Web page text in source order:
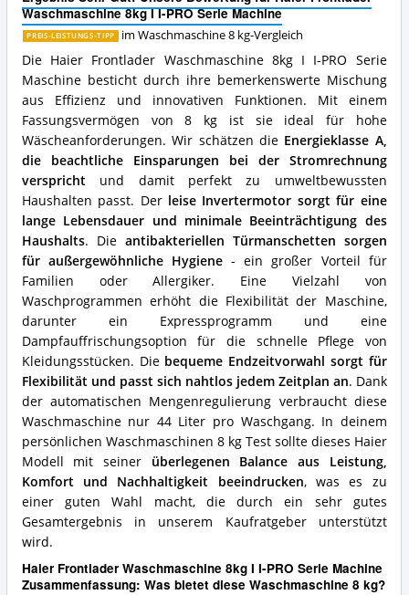
erhältlich?
Waschmaschine 8kg I I-PRO Serie Machine
PREIS-LEISTUNGS-TIPP im Waschmaschine 8 kg-Vergleich
Die Haier Frontlader Waschmaschine 8kg I I-PRO Serie
Maschine besticht durch ihre bemerkenswerte Mischung
aus Effizienz und innovativen Funktionen. Mit einem
Fassungsvermögen von 8 kg ist sie ideal für hohe
Wäscheanforderungen. Wir schätzen die Energieklasse A,
die beachtliche Einsparungen bei der Stromrechnung
versprichtund damit perfekt zu umweltbewussten
Haushalten passt. Der leise Invertermotor sorgt für eine
lange Lebensdauer und minimale Beeinträchtigung des
Haushalts. Die antibakteriellen Türmanschetten sorgen
für außergewöhnliche Hygiene - ein großer Vorteil für
Familien oder Allergiker. Eine Vielzahl von
Waschprogrammen erhöht die Flexibilität der Maschine,
darunter ein Expressprogramm und eine
Dampfauffrischungsoption für die schnelle Pflege von
Kleidungsstücken. Die bequeme Endzeitvorwahl sorgt für
Flexibilität und passt sich nahtlos jedem Zeitplan an. Dank
der automatischen Mengenregulierung verbraucht diese
Waschmaschine nur 44 Liter pro Waschgang. In deinem
persönlichen Waschmaschinen 8 kg Test sollte dieses Haier
Modell mit seiner überlegenen Balance aus Leistung,
Komfort und Nachhaltigkeit beeindrucken, was es zu
einer guten Wahl macht, die durch ein sehr gutes
Gesamtergebnis in unserem Kaufratgeber unterstützt
wird.
Haier Frontlader Waschmaschine 8kg I I-PRO Serie Machine
Zusammenfassung: Was bietet diese Waschmaschine 8 kg?
PRO
Serie
Machine
Vorteile:
Was
spricht
für
diese
Waschmaschine
8
kg?